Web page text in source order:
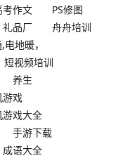
考作文
PS修图
礼品厂
舟舟培训
电地暖，
短视频培训
养生
游戏
游戏大全
手游下载
成语大全